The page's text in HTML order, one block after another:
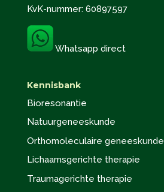
KvK-nummer: 60897597
Whatsapp direct
Kennisbank
Bioresonantie
Natuurgeneeskunde
Orthomoleculaire geneeskunde
Lichaamsgerichte therapie
Traumagerichte therapie